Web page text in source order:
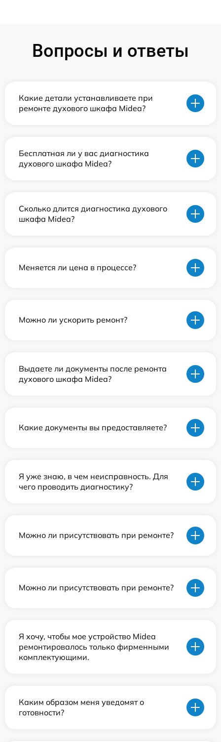
Вопросы и ответы
Какие детали устанавливаете при
ремонте духового шкафа Midea?
Бесплатная ли у вас диагностика
духового шкафа Midea?
Сколько длится диагностика духового
шкафа Midea?
Меняется ли цена в процессе?
Можно ли ускорить ремонт?
Выдаете ли документы после ремонта
духового шкафа Midea?
Какие документы вы предоставляете?
Я уже знаю, в чем неисправность. Для
чего проводить диагностику?
Можно ли присутствовать при ремонте?
Можно ли присутствовать при ремонте?
Я хочу, чтобы мое устройство Midea
ремонтировалось только фирменными
комплектующими.
Каким образом меня уведомят о
готовности?